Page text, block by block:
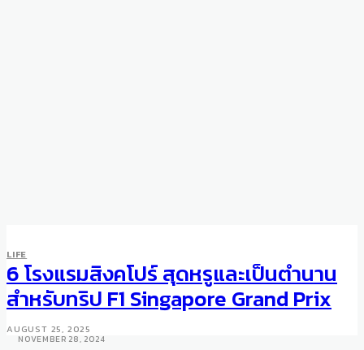
LIFE
Sorn Rises as Thailand’s First
Three-Michelin-Starred
Restaurant
NOVEMBER 28, 2024
LIFE
6 โรงแรมสิงคโปร์ สุดหรูและเป็นตำนาน
สำหรับทริป F1 Singapore Grand Prix
AUGUST 25, 2025